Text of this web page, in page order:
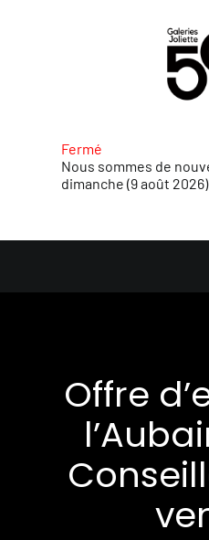
Fermé
Nous sommes de
dimanche (9 août
Magasins
Événements
Offre